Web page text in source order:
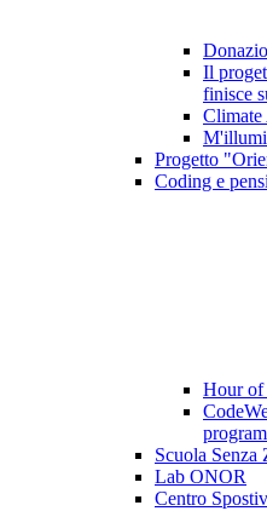
Il
finisce
Progetto
Coding e
Hour of
Scuola
Lab ONOR
Centro